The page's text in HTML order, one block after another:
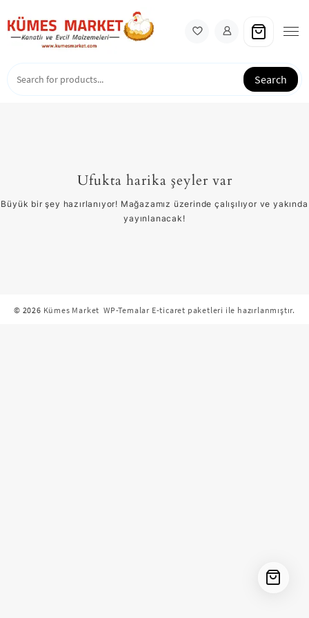
to
content
Search
Ufukta harika şeyler var
Büyük bir şey hazırlanıyor! Mağazamız üzerinde çalışılıyor ve yakında
yayınlanacak!
© 2026 Kümes Market WP-Temalar E-ticaret paketleri ile hazırlanmıştır.